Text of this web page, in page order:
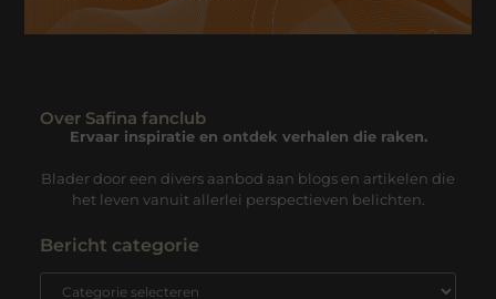
Over Safina fanclub
Ervaar inspiratie en ontdek verhalen die raken.
Blader door een divers aanbod aan blogs en artikelen die
het leven vanuit allerlei perspectieven belichten.
Bericht categorie